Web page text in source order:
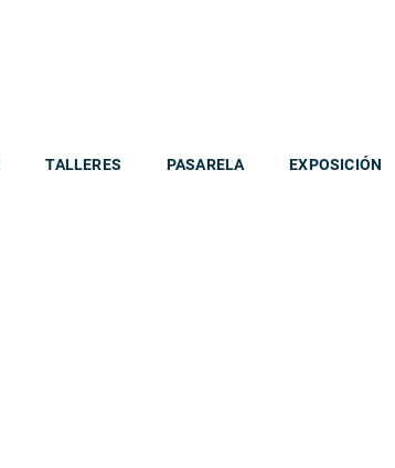
TALLERES PASARELA EXPOSICIÓN